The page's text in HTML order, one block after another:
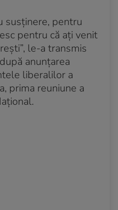
susţinere, pentru
pentru că aţi venit
le-a transmis
anunţarea
liberalilor a
prima reuniune a